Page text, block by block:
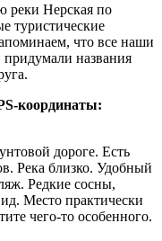
реки Нерская по
туристические
что все наши
названия
координаты:
дороге. Есть
Река близко. Удобный
Редкие сосны,
Место практически
чего-то особенного.